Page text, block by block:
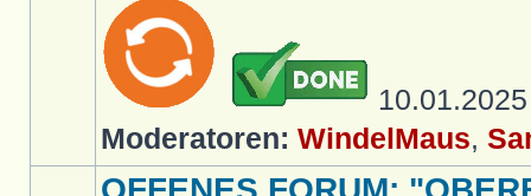
Moderatoren: WindelMaus,